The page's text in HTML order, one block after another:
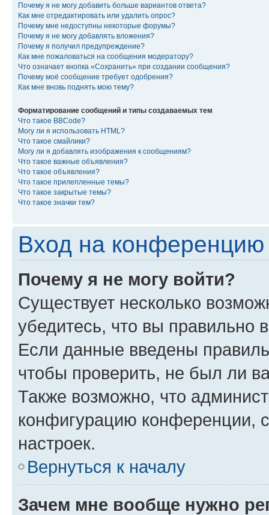
Почему я не могу добавить больше вариантов ответа?
Как мне отредактировать или удалить опрос?
Почему мне недоступны некоторые форумы?
Почему я не могу добавлять вложения?
Почему я получил предупреждение?
Как мне пожаловаться на сообщения модератору?
Что означает кнопка «Сохранить» при создании сообщения?
Почему моё сообщение требует одобрения?
Как мне вновь поднять мою тему?
Форматирование сообщений и типы создаваемых тем
Что такое BBCode?
Могу ли я использовать HTML?
Что такое смайлики?
Могу ли я добавлять изображения к сообщениям?
Что такое важные объявления?
Что такое объявления?
Что такое прилепленные темы?
Что такое закрытые темы?
Что такое значки тем?
Вход на конференцию
Почему я не могу войти?
Существует несколько
убедитесь, что вы правильно
Если данные введены
чтобы проверить, не был ли
Также возможно, что
конфигурацию конференции,
настроек.
Вернуться к началу
Зачем мне вообще нужно